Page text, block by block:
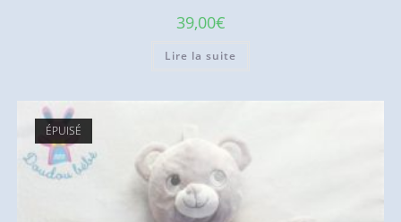
39,00€
Lire la suite
ÉPUISÉ